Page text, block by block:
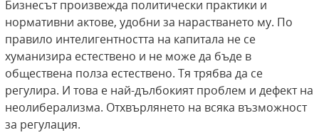
Бизнесът произвежда политически практики и
нормативни актове, удобни за нарастването му. По
правило интелигентността на капитала не се
хуманизира естествено и не може да бъде в
обществена полза естествено. Тя трябва да се
регулира. И това е най-дълбокият проблем и дефект на
неолиберализма. Отхвърлянето на всяка възможност
за регулация.